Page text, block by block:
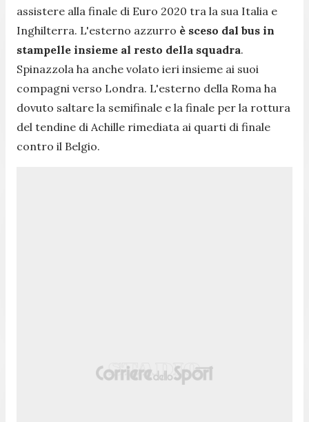
assistere alla finale di Euro 2020 tra la sua Italia e
Inghilterra. L'esterno azzurro è sceso dal bus in
stampelle insieme al resto della squadra.
Spinazzola ha anche volato ieri insieme ai suoi
compagni verso Londra. L'esterno della Roma ha
dovuto saltare la semifinale e la finale per la rottura
del tendine di Achille rimediata ai quarti di finale
contro il Belgio.